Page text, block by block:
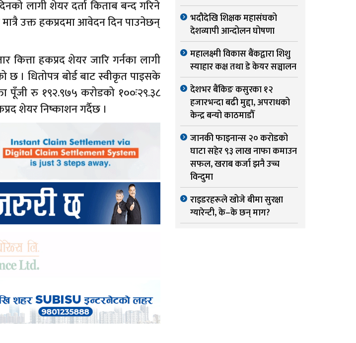
लागी शेयर दर्ता किताब बन्द गरिने
उक्त हकप्रदमा आवेदन दिन पाउनेछन्
हकप्रद शेयर जारि गर्नका लागी
। धितोपत्र बोर्ड बाट स्वीकृत पाइसके
पूँजी रु १९२.९७५ करोडको १००ः२९.३८
शेयर निष्काशन गर्दैछ ।
भदौदेखि शिक्षक महासंघको
देशव्यापी आन्दोलन घोषणा
महालक्ष्मी विकास बैंकद्वारा शिशु
स्याहार कक्ष तथा डे केयर सञ्चालन
देशभर बैंकिङ कसुरका १२
हजारभन्दा बढी मुद्दा, अपराधको
केन्द्र बन्यो काठमाडौँ
जानकी फाइनान्स २० करोडको
घाटा सहेर ९३ लाख नाफा कमाउन
सफल, खराब कर्जा झनै उच्च
विन्दुमा
राइडरहरूले खोजे बीमा सुरक्षा
ग्यारेन्टी, के–के छन् माग?